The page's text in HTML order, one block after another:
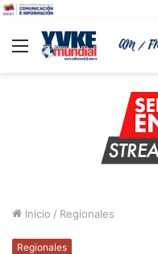
Menu
Inicio / Regionales
Regionales